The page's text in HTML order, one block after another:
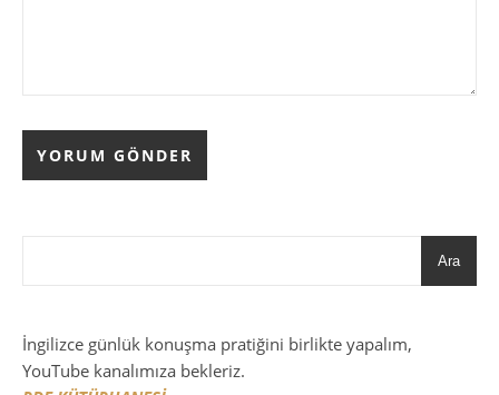
Ara
İngilizce günlük konuşma pratiğini birlikte yapalım,
YouTube kanalımıza bekleriz.